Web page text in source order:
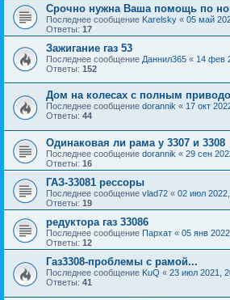
Срочно нужна Ваша помощь по
Последнее сообщение Karelsky « 05 май
Ответы: 17
Зажигание газ 53
Последнее сообщение Даннил365 « 14 фев
Ответы: 152
Дом на колесах с полным
Последнее сообщение dorannik « 17 окт
Ответы: 44
Одинаковая ли рама у 3307 и 3308
Последнее сообщение dorannik « 29 сен
Ответы: 16
ГАЗ-33081 рессоры
Последнее сообщение vlad72 « 02 июл
Ответы: 19
редуктора газ 33086
Последнее сообщение Пархат « 05 янв
Ответы: 12
Газ3308-проблемы с рамой...
Последнее сообщение KuQ « 23 июл 2021,
Ответы: 41